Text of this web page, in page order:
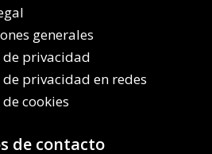
generales
de privacidad
privacidad en redes
cookies
de contacto